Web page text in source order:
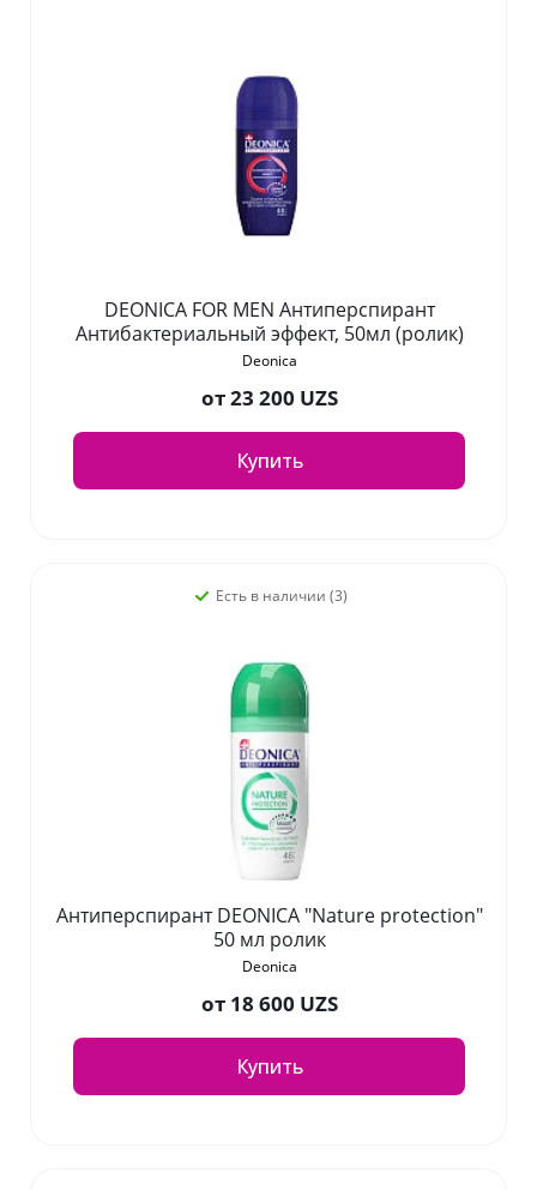
DEONICA FOR MEN Антиперспирант
Антибактериальный эффект, 50мл (ролик)
Deonica
от23 200 UZS
Купить
Есть в наличии (3)
Антиперспирант DEONICA "Nature protection"
50 мл ролик
Deonica
от 18 600 UZS
Купить